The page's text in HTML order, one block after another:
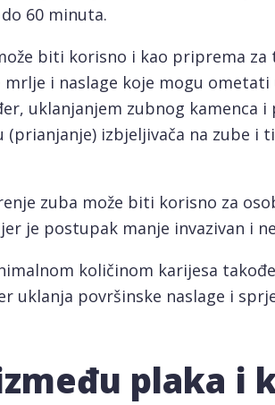
60 minuta.
biti korisno i kao priprema
mrlje i naslage koje mogu
uklanjanjem zubnog kamenca i
(prianjanje) izbjeljivača na zube i
zuba može biti korisno za
je postupak manje invazivan i
količinom karijesa
uklanja površinske naslage i
plaka i